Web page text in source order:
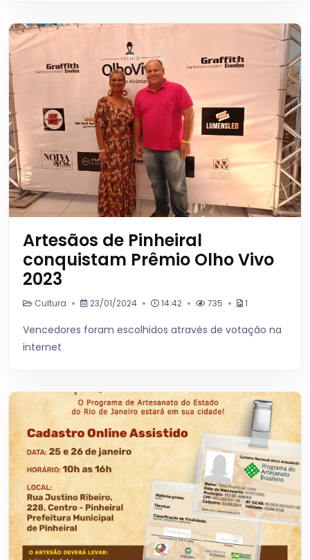
Artesãos de Pinheiral
conquistam Prêmio Olho Vivo
2023
Cultura 23/01/2024 14:42 735 1
Vencedores foram escolhidos através de votação na
internet